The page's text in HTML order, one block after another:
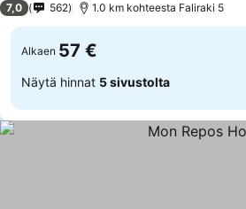
7,0 562 1.0 km kohteesta Faliraki 5
Alkaen 57 €
Näytä hinnat 5 sivustolta